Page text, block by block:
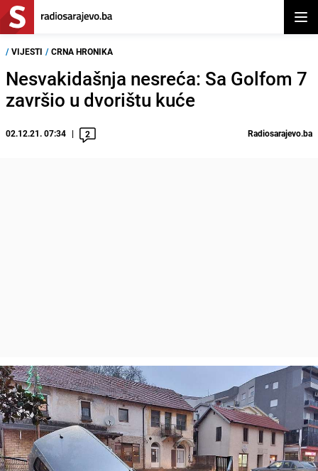
/ VIJESTI / CRNA HRONIKA
Nesvakidašnja nesreća: Sa Golfom 7
završio u dvorištu kuće
02.12.21. 07:34 2 Radiosarajevo.ba